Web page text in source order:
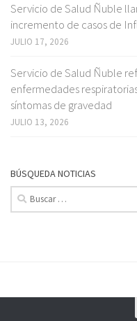
Servicio de Salud Ñuble
incremento de casos de
JULIO 17, 2026
Servicio de Salud Ñuble
enfermedades
síntomas de gravedad
JULIO 13, 2026
BÚSQUEDA NOTICIAS
Buscar: